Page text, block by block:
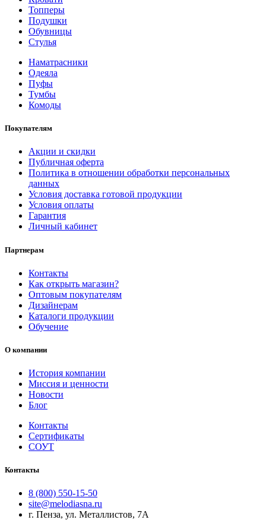
Топперы
Подушки
Обувницы
Стулья
Наматрасники
Одеяла
Пуфы
Тумбы
Комоды
Покупателям
Акции и скидки
Публичная оферта
Политика в отношении обработки персональных
данных
Условия доставка готовой продукции
Условия оплаты
Гарантия
Личный кабинет
Партнерам
Контакты
Как открыть магазин?
Оптовым покупателям
Дизайнерам
Каталоги продукции
Обучение
О компании
История компании
Миссия и ценности
Новости
Блог
Контакты
Сертификаты
СОУТ
Контакты
8 (800) 550-15-50
site@melodiasna.ru
г. Пенза, ул. Металлистов, 7А